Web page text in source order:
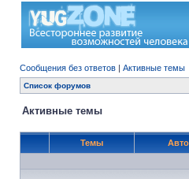
Сообщения без ответов | Активные темы
Список форумов
Активные темы
Темы